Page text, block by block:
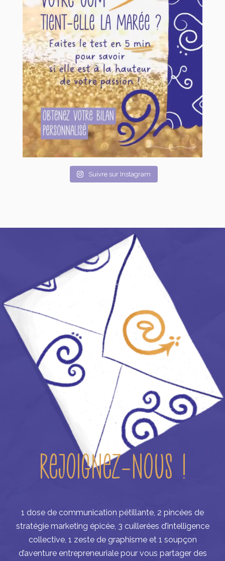
Suivre sur Instagram
Rejoignez-nous !
1 dose de communication pétillante, 2 pincées de
stratégie marketing épicée, 3 cuillerées d’intelligence
collective, 1 zeste de graphisme et 1 soupçon
d’aventure entrepreneuriale pour vous partager des